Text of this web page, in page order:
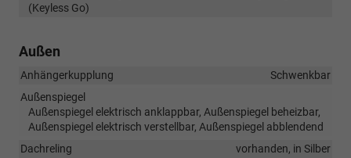
(Keyless Go)
Außen
Anhängerkupplung
Schwenkbar
Außenspiegel
Außenspiegel elektrisch anklappbar, Außenspiegel beheizbar,
Außenspiegel elektrisch verstellbar, Außenspiegel abblendend
Dachreling
vorhanden, in Silber